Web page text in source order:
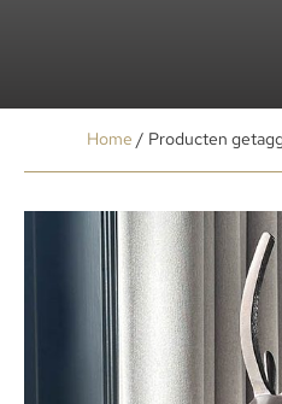
Home / Producten